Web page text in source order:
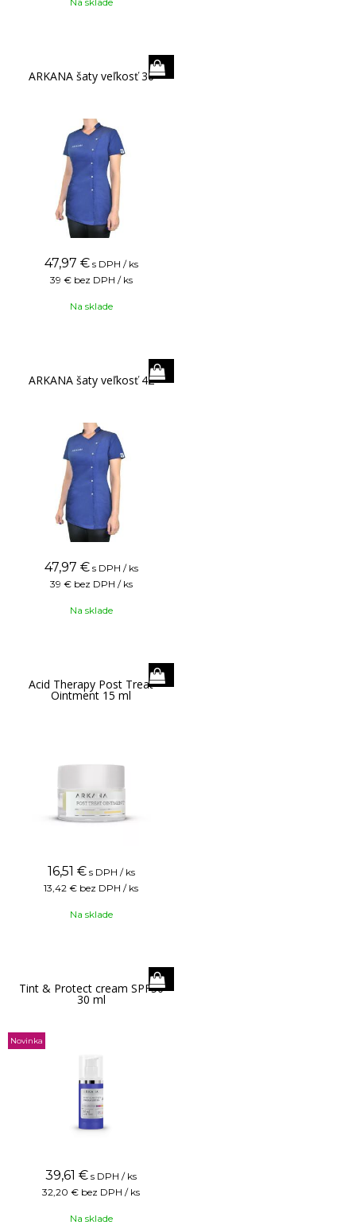
ARKANA šaty veľkosť 36
47,97 € s DPH / ks
39 € bez DPH / ks
Na sklade
ARKANA šaty veľkosť 42
47,97 € s DPH / ks
39 € bez DPH / ks
Na sklade
Acid Therapy Post Treat
Ointment 15 ml
16,51 € s DPH / ks
13,42 € bez DPH / ks
Na sklade
Tint & Protect cream SPF50
30 ml
Novinka
39,61 € s DPH / ks
32,20 € bez DPH / ks
Na sklade